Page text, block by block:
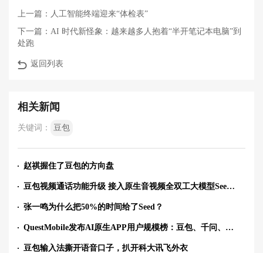
上一篇： 人工智能终端迎来“体检表”
下一篇： AI 时代新怪象：越来越多人抱着“半开笔记本电脑”到
处跑
返回列表
相关新闻
关键词： 豆包
赵祺握住了豆包的方向盘
豆包视频通话功能升级 接入原生音视频全双工大模型SeedRealtime
张一鸣为什么把50%的时间给了Seed？
QuestMobile发布AI原生APP用户规模榜：豆包、千问、DeepSeek前三
豆包输入法撕开语音口子，扒开科大讯飞外衣